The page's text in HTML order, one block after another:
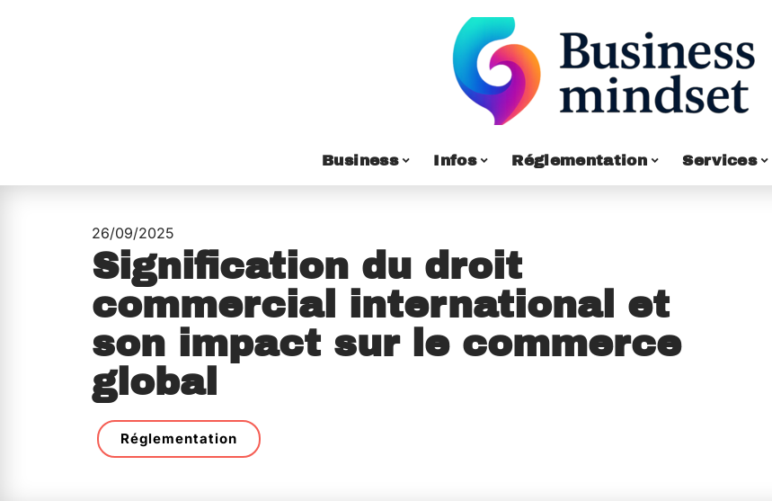
Business Infos Réglementation Services
26/09/2025
Signification du droit
commercial international et
son impact sur le commerce
global
Réglementation